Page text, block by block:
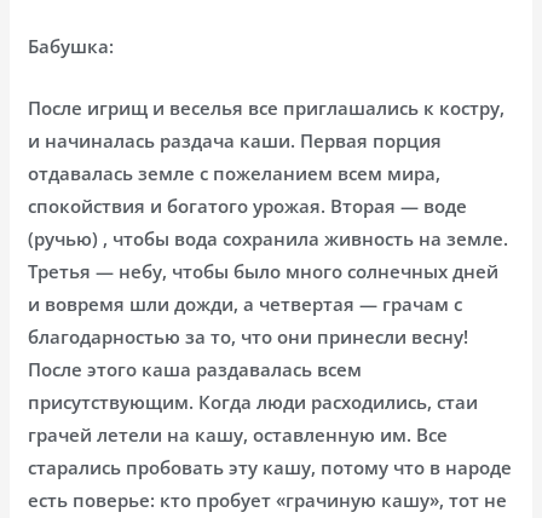
Бабушка:
После игрищ и веселья все приглашались к костру,
и начиналась раздача каши. Первая порция
отдавалась земле с пожеланием всем мира,
спокойствия и богатого урожая. Вторая — воде
(ручью) , чтобы вода сохранила живность на земле.
Третья — небу, чтобы было много солнечных дней
и вовремя шли дожди, а четвертая — грачам с
благодарностью за то, что они принесли весну!
После этого каша раздавалась всем
присутствующим. Когда люди расходились, стаи
грачей летели на кашу, оставленную им. Все
старались пробовать эту кашу, потому что в народе
есть поверье: кто пробует «грачиную кашу», тот не